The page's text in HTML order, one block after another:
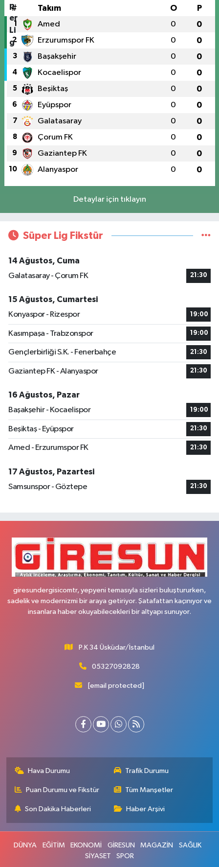
# Takım O P
1 Amed 0 0
2 Erzurumspor FK 0 0
3 Başakşehir 0 0
4 Kocaelispor 0 0
5 Beşiktaş 0 0
6 Eyüpspor 0 0
7 Galatasaray 0 0
8 Çorum FK 0 0
9 Gaziantep FK 0 0
10 Alanyaspor 0 0
Detaylar için tıklayın
Süper Lig Fikstür
14 Ağustos, Cuma
Galatasaray - Çorum FK
21:30
15 Ağustos, Cumartesi
Konyaspor - Rizespor
19:00
Kasımpaşa - Trabzonspor 19:00
Gençlerbirliği S.K. - Fenerbahçe 21:30
Gaziantep FK - Alanyaspor 21:30
16 Ağustos, Pazar
Başakşehir - Kocaelispor
19:00
Beşiktaş - Eyüpspor 21:30
Amed - Erzurumspor FK 21:30
17 Ağustos, Pazartesi
Samsunspor - Göztepe
21:30
giresundergisicomtr, yepyeni temasıyla sizleri buluştururken,
sadelik ve modernizmi bir araya getiriyor. Şatafattan kaçınıyor ve
insanlara haber okuyabilecekleri bir altyapı sunuyor.
P.K 34 Üsküdar/İstanbul
05327092828
[email protected]
Hava Durumu Trafik Durumu
Puan Durumu ve Fikstür Tüm Manşetler
Son Dakika Haberleri Haber Arşivi
DÜNYA EĞİTİM EKONOMİ GİRESUN MAGAZİN
SAĞLIK
SİYASET
SPOR